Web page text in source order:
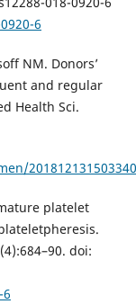
6
NM. Donors’
and regular
Health Sci.
platelet
doi: